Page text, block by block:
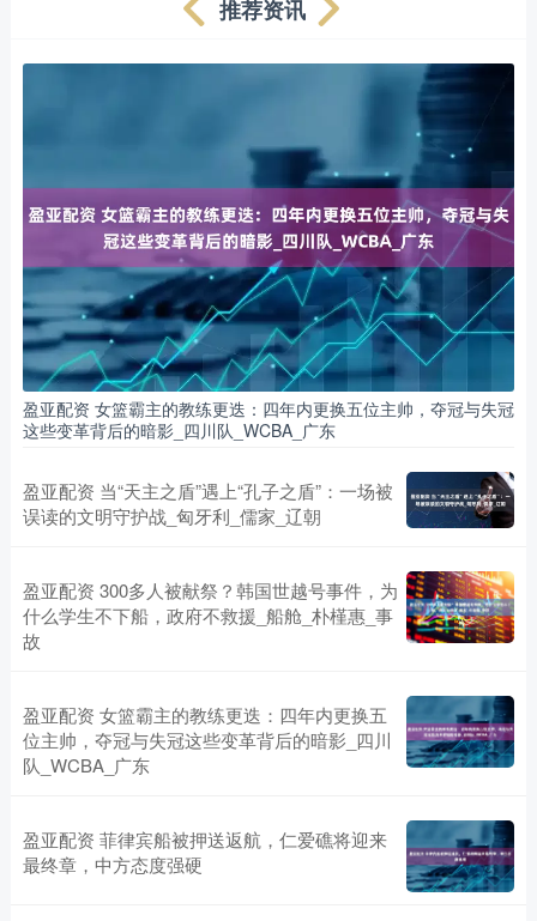
推荐资讯
盈亚配资 女篮霸主的教练更迭：四年内更换五位主帅，夺冠与失冠
这些变革背后的暗影_四川队_WCBA_广东
盈亚配资 当“天主之盾”遇上“孔子之盾”：一场被
误读的文明守护战_匈牙利_儒家_辽朝
盈亚配资 300多人被献祭？韩国世越号事件，为
什么学生不下船，政府不救援_船舱_朴槿惠_事
故
盈亚配资 女篮霸主的教练更迭：四年内更换五
位主帅，夺冠与失冠这些变革背后的暗影_四川
队_WCBA_广东
盈亚配资 菲律宾船被押送返航，仁爱礁将迎来
最终章，中方态度强硬